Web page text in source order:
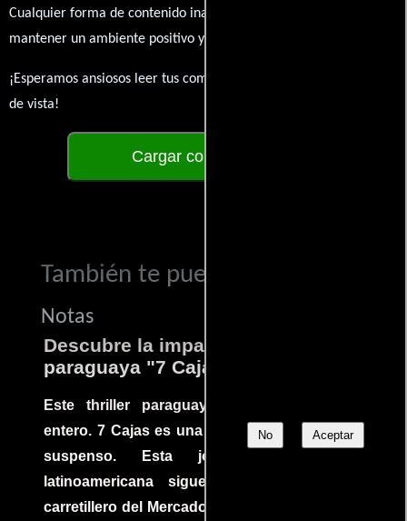
No Aceptar
Cualquier forma de contenido inapropiado será eliminado para
mantener un ambiente positivo y enriquecedor para todos.
¡Esperamos ansiosos leer tus comentarios y conocer tus puntos
de vista!
Cargar comentarios
También te puede interesar...
Notas
Descubre la impactante película
paraguaya "7 Cajas"
Este thriller paraguayo cautivó al mundo
entero. 7 Cajas es una explosión de acción y
suspenso. Esta joya cinematográfica
latinoamericana sigue la historia de un
carretillero del Mercado 4 de Asunción que se